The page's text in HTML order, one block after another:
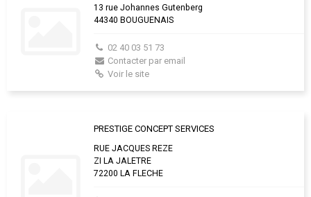
13 rue Johannes Gutenberg
44340 BOUGUENAIS
02 40 03 51 73
Contacter par email
Voir le site
PRESTIGE CONCEPT SERVICES
RUE JACQUES REZE
ZI LA JALETRE
72200 LA FLECHE